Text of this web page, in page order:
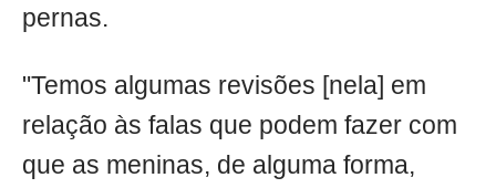
pernas.
"Temos algumas revisões [nela] em
relação às falas que podem fazer com
que as meninas, de alguma forma,